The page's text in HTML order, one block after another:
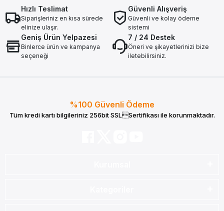
Hızlı Teslimat
Siparişleriniz en kısa sürede
elinize ulaşır.
Güvenli Alışveriş
Güvenli ve kolay ödeme
sistemi
Geniş Ürün Yelpazesi
Binlerce ürün ve kampanya
seçeneği
7 / 24 Destek
Öneri ve şikayetlerinizi bize
iletebilirsiniz.
%100 Güvenli Ödeme
Tüm kredi kartı bilgileriniz 256bit SSLSertifikası ile korunmaktadır.